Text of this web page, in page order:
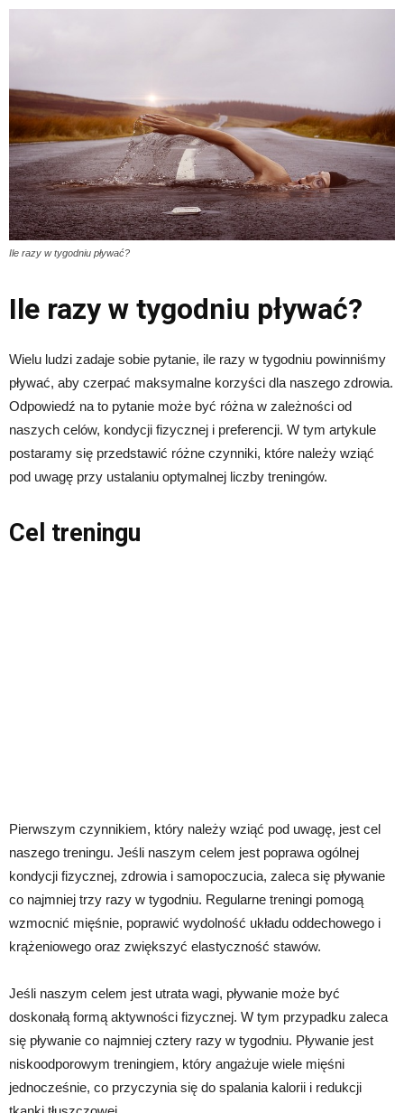
Ile razy w tygodniu pływać?
Ile razy w tygodniu pływać?
Wielu ludzi zadaje sobie pytanie, ile razy w tygodniu powinniśmy
pływać, aby czerpać maksymalne korzyści dla naszego zdrowia.
Odpowiedź na to pytanie może być różna w zależności od
naszych celów, kondycji fizycznej i preferencji. W tym artykule
postaramy się przedstawić różne czynniki, które należy wziąć
pod uwagę przy ustalaniu optymalnej liczby treningów.
Cel treningu
Pierwszym czynnikiem, który należy wziąć pod uwagę, jest cel
naszego treningu. Jeśli naszym celem jest poprawa ogólnej
kondycji fizycznej, zdrowia i samopoczucia, zaleca się pływanie
co najmniej trzy razy w tygodniu. Regularne treningi pomogą
wzmocnić mięśnie, poprawić wydolność układu oddechowego i
krążeniowego oraz zwiększyć elastyczność stawów.
Jeśli naszym celem jest utrata wagi, pływanie może być
doskonałą formą aktywności fizycznej. W tym przypadku zaleca
się pływanie co najmniej cztery razy w tygodniu. Pływanie jest
niskoodporowym treningiem, który angażuje wiele mięśni
jednocześnie, co przyczynia się do spalania kalorii i redukcji